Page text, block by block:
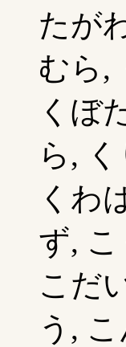
たが
むら,
くぼ
ら,
くわ
ず,
こだ
う,